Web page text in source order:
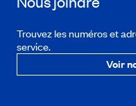
Trouvez les numéros et
service.
Voir